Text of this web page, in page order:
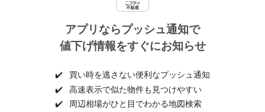
アプリならプッシュ通知で
値下げ情報をすぐにお知らせ
✔️
買い時を逃さない便利なプッシュ通知
✔️
高速表示で似た物件も見つけやすい
✔️
周辺相場がひと目でわかる地図検索
個人情報保護ポリシー 利用規約
ヘルプ・お問い合わせ 採用情報